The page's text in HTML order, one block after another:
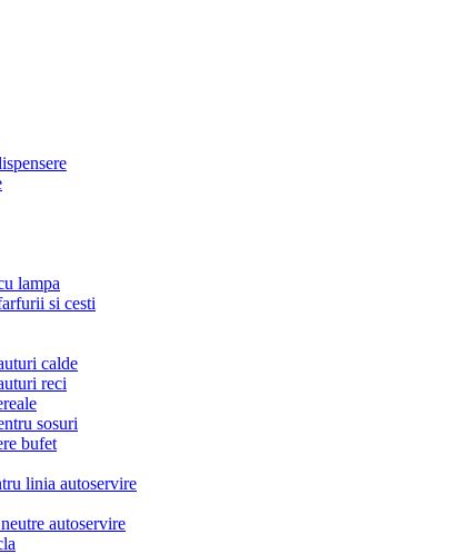
lampa
si cesti
calde
reci
sosuri
bufet
linia autoservire
autoservire